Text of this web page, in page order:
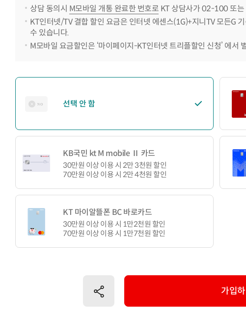
상담 동의시 M모바일 개통 완료한 번호로 KT 상담사가 02-100 또
KT인터넷/TV 결합 할인 요금은 인터넷 에센스(1G)+지니TV 모든G
수 있습니다.
M모바일 요금할인은 ‘마이페이지-KT인터넷 트리플할인 신청’ 에서
선택 안 함
KB국민 kt M mobile Ⅱ 카드
30만원 이상 이용 시 2만 3천원 할인
70만원 이상 이용 시 2만 4천원 할인
KT 마이알뜰폰 BC 바로카드
30만원 이상 이용 시 1만2천원 할인
70만원 이상 이용 시 1만7천원 할인
공유하기 가입하